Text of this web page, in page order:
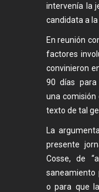
intervenía la
candidata a
En reunión
factores
convinieron
90 días para
una comisión
texto de tal
La
presente
Cosse, de
saneamiento
o para que